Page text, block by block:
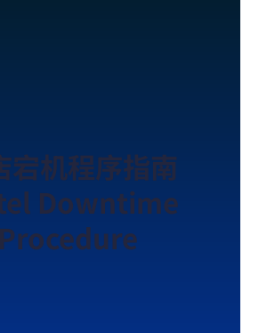
宕机程序指南
Downtime
Procedure